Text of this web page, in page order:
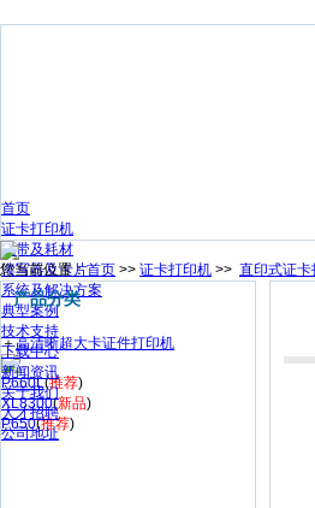
首页
证卡打印机
色带及耗材
读写器及卡片
系统及解决方案
典型案例
技术支持
下载中心
新闻资讯
关于我们
人才招聘
公司地址
您当前位置：首页 >> 证卡打印机 >> 直印式证卡
产品分类
＋高清晰超大卡证件打印机
P660L(推荐)
XL8300(新品)
P650(推荐)